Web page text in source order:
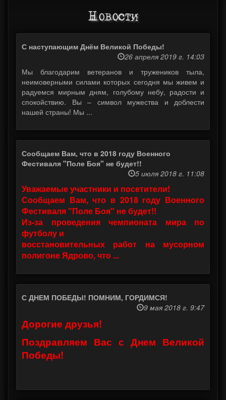
Новости
С наступающим Днём Великой Победы!
26 апреля 2019 г. 14:03
Мы благодарим ветеранов и тружеников тыла,
неимоверными силами которых сегодня мы живем и
радуемся мирным дням, голубому небу, радости и
спокойствию. Вы – символ мужества и доблести
нашей страны! Мы ...
Сообщаем Вам, что в 2018 году Военного
Фестиваля "Поле Боя" не будет!!
5 июля 2018 г. 11:08
Уважаемые участники и посетители!
Сообщаем Вам, что в 2018 году Военного
Фестиваля "Поле Боя" не будет!!
Из-за проведения чемпионата мира по
футболу и
восстановительных работ на мусорном
полигоне Ядрово, что ...
С ДНЕМ ПОБЕДЫ! ПОМНИМ, ГОРДИМСЯ!
9 мая 2018 г. 9:47
Дорогие друзья!
Поздравляем Вас с Днем Великой
Победы!